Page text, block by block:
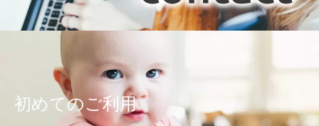
初めてのご利用